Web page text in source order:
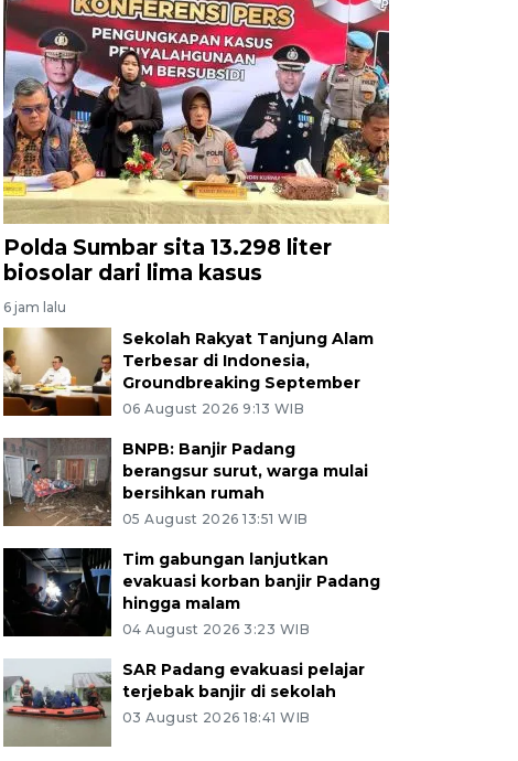
Polda Sumbar sita 13.298 liter
biosolar dari lima kasus
6 jam lalu
Sekolah Rakyat Tanjung Alam
Terbesar di Indonesia,
Groundbreaking September
06 August 2026 9:13 WIB
BNPB: Banjir Padang
berangsur surut, warga mulai
bersihkan rumah
05 August 2026 13:51 WIB
Tim gabungan lanjutkan
evakuasi korban banjir Padang
hingga malam
04 August 2026 3:23 WIB
SAR Padang evakuasi pelajar
terjebak banjir di sekolah
03 August 2026 18:41 WIB